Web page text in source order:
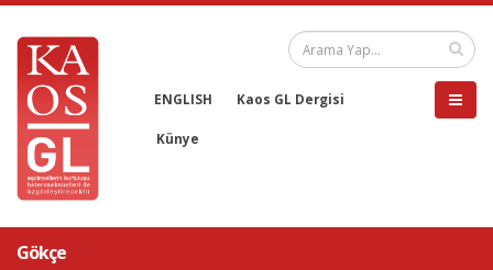
ENGLISH Kaos GL Dergisi
Künye
Gökçe